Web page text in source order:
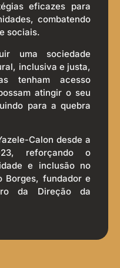
eficazes para
combatendo
sociais.
uma sociedade
inclusiva e justa,
tenham acesso
atingir o seu
para a quebra
Calon desde a
reforçando o
e inclusão no
Borges, fundador e
da Direção da